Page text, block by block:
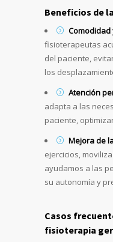
Beneficios de
fisioterapeutas
del paciente,
los
Atención
adapta a las
paciente,
Mejora de
ejercicios,
ayudamos a las
su autonomía y
Casos
fisioterapia